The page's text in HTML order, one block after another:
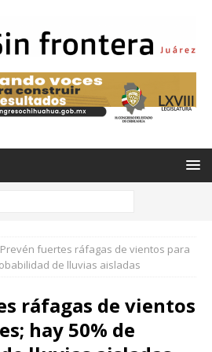
Prevén fuertes ráfagas de vientos para
de lluvias aisladas
ráfagas de vientos
hay 50% de